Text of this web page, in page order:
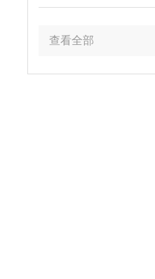
查看全部